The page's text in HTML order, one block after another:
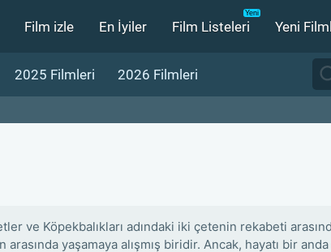
Film izle En İyiler Film Listeleri Yeni
2025 Filmleri 2026 Filmleri
ve Köpekbalıkları adındaki iki çetenin rekabeti
arasında yaşamaya alışmış biridir. Ancak, hayatı bir